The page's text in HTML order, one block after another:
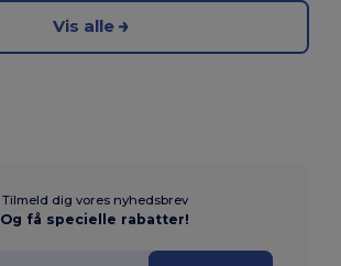
Vis alle
Tilmeld dig vores nyhedsbrev
Og få specielle rabatter!